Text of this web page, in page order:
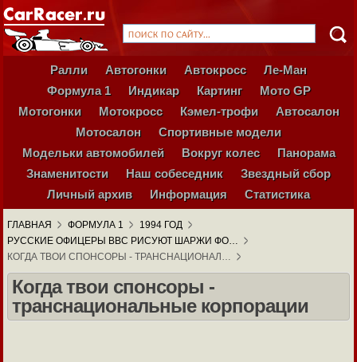
Ралли Автогонки Автокросс
Ле-Ман
Формула 1
Индикар Картинг
Мото GP
Мотогонки
Мотокросс Кэмел-трофи
Автосалон
Мотосалон
Спортивные модели
Модельки автомобилей
Вокруг колес
Панорама
Знаменитости
Наш собеседник
Звездный сбор
Личный архив
Информация Статистика
ГЛАВНАЯ ФОРМУЛА 1
1994 ГОД
РУССКИЕ ОФИЦЕРЫ ВВС РИСУЮТ ШАРЖИ ФО…
КОГДА ТВОИ СПОНСОРЫ - ТРАНСНАЦИОНАЛ…
Когда твои спонсоры -
транснациональные корпорации